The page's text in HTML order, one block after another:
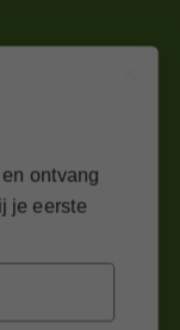
in je
ontvang
je eerste